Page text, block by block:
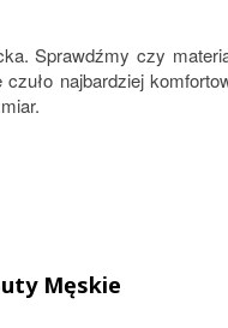
Sprawdźmy czy
najbardziej
Męskie